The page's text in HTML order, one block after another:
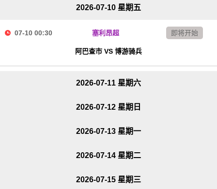
2026-07-10 星期五
07-10 00:30 塞利昂超
阿巴查市 VS 博游骑兵
即将开始
2026-07-11 星期六
2026-07-12 星期日
2026-07-13 星期一
2026-07-14 星期二
2026-07-15 星期三